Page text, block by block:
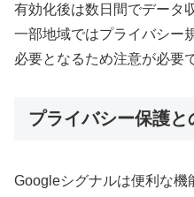
有効化後は数日間でデータ
一部地域ではプライバシー
必要となるため注意が必要
プライバシー保護と
Googleシグナルは便利な